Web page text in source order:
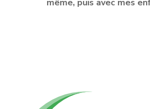
même, puis avec mes